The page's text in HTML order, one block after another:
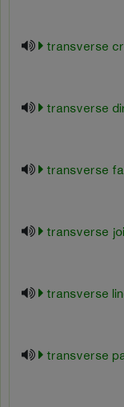
transverse
transverse
transverse
transverse
transverse
transverse